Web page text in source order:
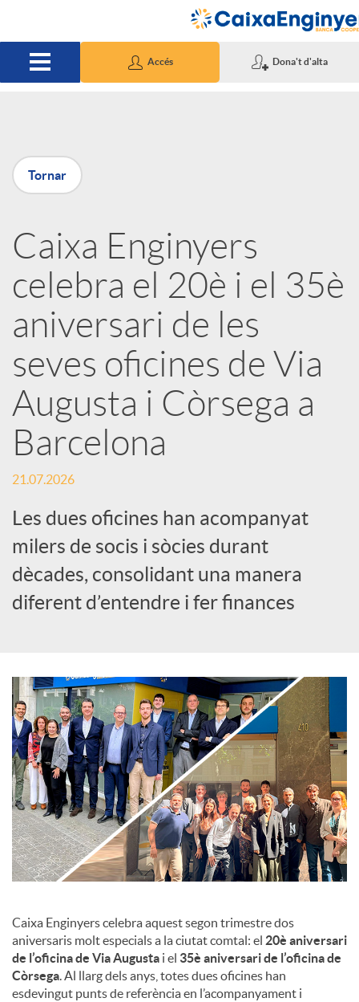
Accés Dona't d'alta
P
u
b
l
i
c
a
d
o
r
e
c
o
n
t
i
Tornar
Caixa Enginyers
celebra el 20è i el 35è
aniversari de les
seves oficines de Via
Augusta i Còrsega a
Barcelona
21.07.2026
Les dues oficines han acompanyat
milers de socis i sòcies durant
dècades, consolidant una manera
diferent d’entendre i fer finances
Caixa Enginyers celebra aquest segon trimestre dos
aniversaris molt especials a la ciutat comtal: el 20è aniversari
de l’oficina de Via Augusta i el 35è aniversari de l’oficina de
Còrsega. Al llarg dels anys, totes dues oficines han
esdevingut punts de referència en l’acompanyament i